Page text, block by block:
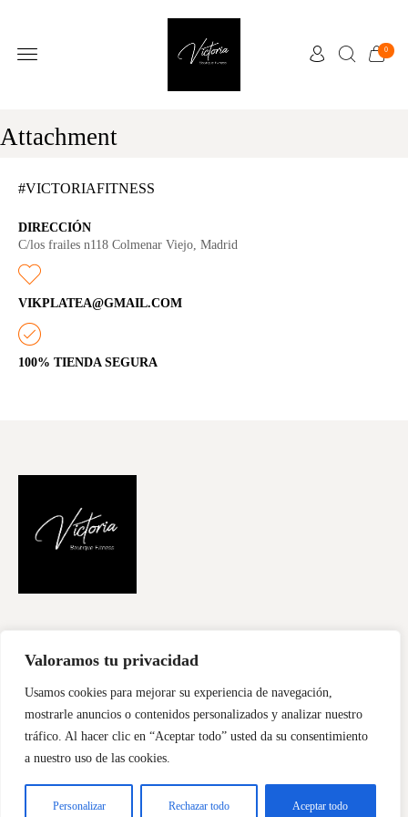
Valoramos tu privacidad
Usamos cookies para mejorar su experiencia de navegación,
mostrarle anuncios o contenidos personalizados y analizar nuestro
tráfico. Al hacer clic en “Aceptar todo” usted da su consentimiento
a nuestro uso de las cookies.
Personalizar Rechazar todo Aceptar todo
0
Attachment
#VICTORIAFITNESS
DIRECCIÓN
C/los frailes n118 Colmenar Viejo, Madrid
VIKPLATEA@GMAIL.COM
100% TIENDA SEGURA
Copyright © 2026 Sentidiño